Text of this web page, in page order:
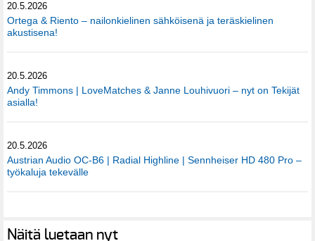
20.5.2026
Ortega & Riento – nailonkielinen sähköisenä ja teräskielinen
akustisena!
20.5.2026
Andy Timmons | LoveMatches & Janne Louhivuori – nyt on Tekijät
asialla!
20.5.2026
Austrian Audio OC-B6 | Radial Highline | Sennheiser HD 480 Pro –
työkaluja tekevälle
Näitä luetaan nyt